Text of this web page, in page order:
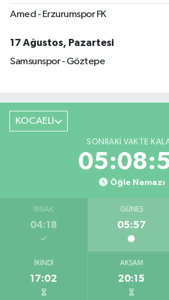
Amed - Erzurumspor FK
17 Ağustos, Pazartesi
Samsunspor - Göztepe
KOCAELİ
SONRAKI VAKTE
Öğle Namazı
İMSAK
04:18
GÜNEŞ
05:57
İKINDI
17:02
AKŞAM
20:15